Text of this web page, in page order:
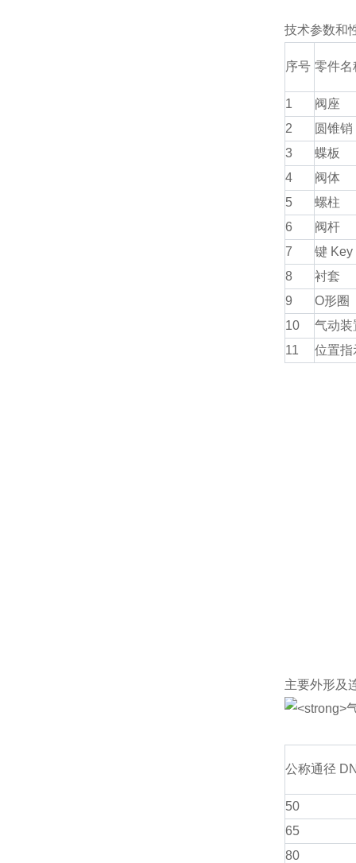
技术参数和
序号 零件
1
阀座
2
圆锥销
3
蝶板
4
阀体
5
螺柱
6
阀杆
7
键 Key
8
衬套
9
O形圈
10
气动
11
位置
主要外形及
公称通径
50
65
80